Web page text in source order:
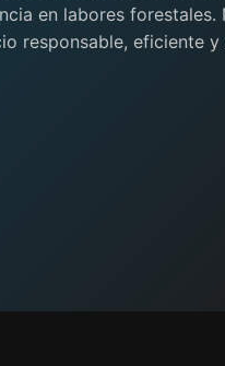
en labores forestales.
responsable, eficiente